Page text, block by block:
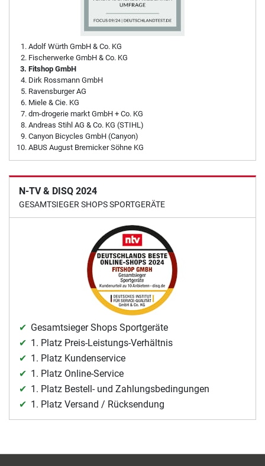
Adolf Würth GmbH & Co. KG
Fischerwerke GmbH & Co. KG
Fitshop GmbH
Dirk Rossmann GmbH
Ravensburger AG
Miele & Cie. KG
dm-drogerie markt GmbH + Co. KG
Andreas Stihl AG & Co. KG (STIHL)
Canyon Bicycles GmbH (Canyon)
ABUS August Bremicker Söhne KG
N-TV & DISQ 2024
GESAMTSIEGER SHOPS SPORTGERÄTE
Gesamtsieger Shops Sportgeräte
1. Platz Preis-Leistungs-Verhältnis
1. Platz Kundenservice
1. Platz Online-Service
1. Platz Bestell- und Zahlungsbedingungen
1. Platz Versand / Rücksendung